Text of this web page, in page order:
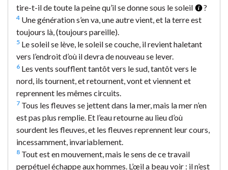
tire-t-il de toute la peine qu’il se donne sous le soleil
?
4 Une génération s’en va, une autre vient, et la terre est
toujours là, (toujours pareille).
5 Le soleil se lève, le soleil se couche, il revient haletant
vers l’endroit d’où il devra de nouveau se lever.
6 Les vents soufflent tantôt vers le sud, tantôt vers le
nord, ils tournent, et retournent, vont et viennent et
reprennent les mêmes circuits.
7 Tous les fleuves se jettent dans la mer, mais la mer n’en
est pas plus remplie. Et l’eau retourne au lieu d’où
sourdent les fleuves, et les fleuves reprennent leur cours,
incessamment, invariablement.
8 Tout est en mouvement, mais le sens de ce travail
perpétuel échappe aux hommes. L’œil a beau voir : il n’est